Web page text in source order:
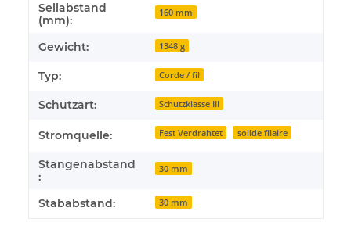
Seilabstand
(mm):
160 mm
Gewicht: 1348 g
Typ: Corde / fil
Schutzart: Schutzklasse III
Stromquelle: Fest Verdrahtet solide filaire
Stangenabstand
:
30 mm
Stababstand: 30 mm